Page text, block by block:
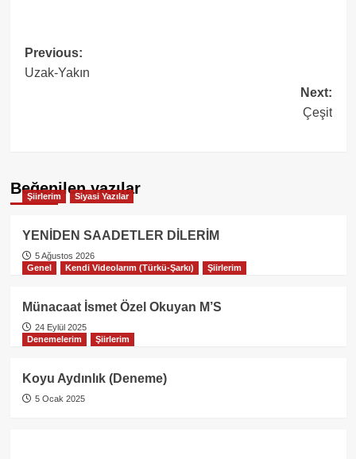
Post
navigation
Previous:
Uzak-Yakın
Next:
Çeşit
Beğenilen yazılar
Şiirlerim Siyasi Yazılar
YENİDEN SAADETLER DİLERİM
5 Ağustos 2026
Genel
Kendi Videolarım (Türkü-Şarkı) Şiirlerim
Münacaat İsmet Özel Okuyan M’S
24 Eylül 2025
Denemelerim
Şiirlerim
Koyu Aydınlık (Deneme)
5 Ocak 2025